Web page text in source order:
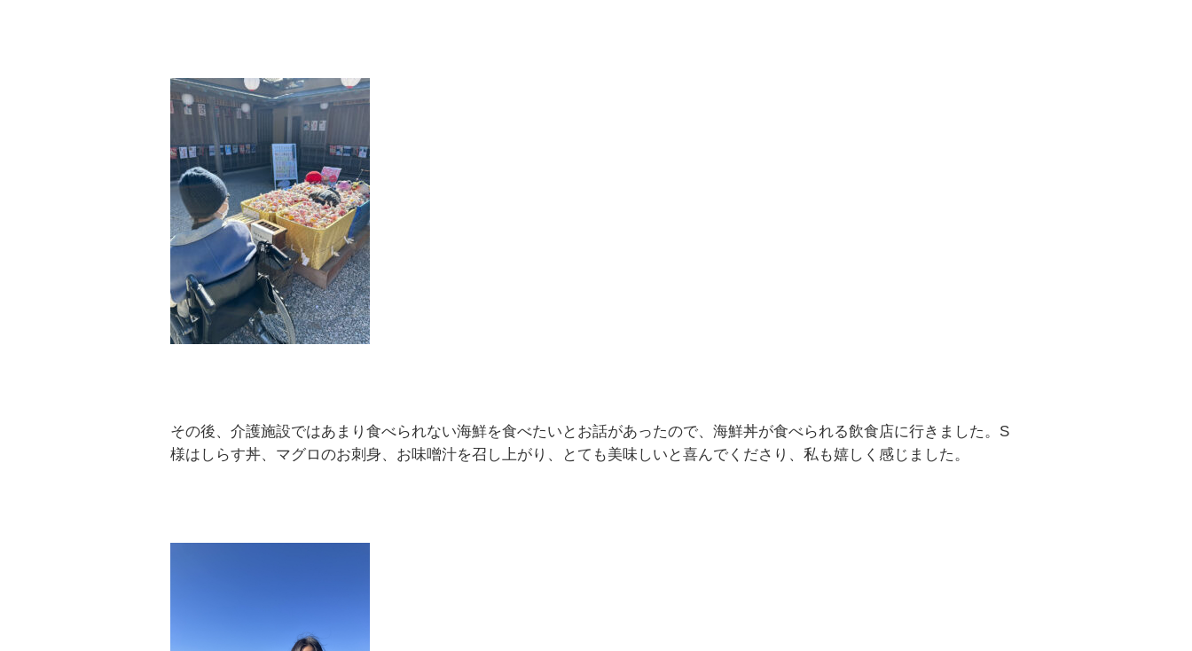
その後、介護施設ではあまり食べられない海鮮を食べたいとお話があったので、海鮮丼が食べられる飲食店に行きました。S
様はしらす丼、マグロのお刺身、お味噌汁を召し上がり、とても美味しいと喜んでくださり、私も嬉しく感じました。